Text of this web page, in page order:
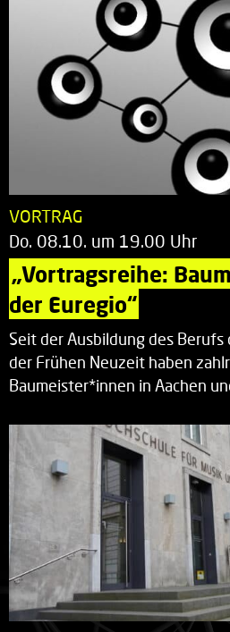
VORTRAG
Do. 08.10. um 19.00 Uhr
„Vortragsreihe:
der Euregio“
Seit der Ausbildung des
der Frühen Neuzeit haben
Baumeister*innen in Aachen